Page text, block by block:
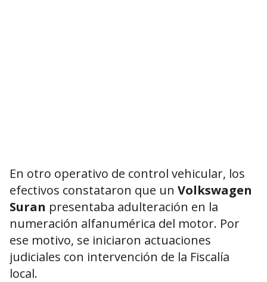
En otro operativo de control vehicular, los
efectivos constataron que un Volkswagen
Suran presentaba adulteración en la
numeración alfanumérica del motor. Por
ese motivo, se iniciaron actuaciones
judiciales con intervención de la Fiscalía
local.